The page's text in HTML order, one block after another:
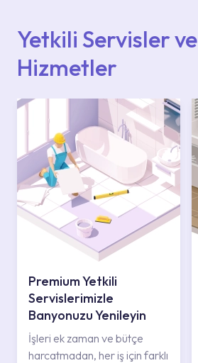
Yetkili Servisler ve
Hizmetler
Premium Yetkili
Servislerimizle
Banyonuzu Yenileyin
İşleri ek zaman ve bütçe
harcatmadan, her iş için farklı